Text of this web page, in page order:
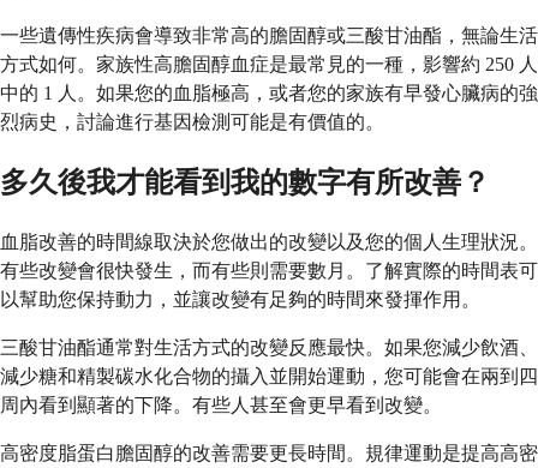
一些遺傳性疾病會導致非常高的膽固醇或三酸甘油酯，無論生活
方式如何。家族性高膽固醇血症是最常見的一種，影響約 250 人
中的 1 人。如果您的血脂極高，或者您的家族有早發心臟病的強
烈病史，討論進行基因檢測可能是有價值的。
多久後我才能看到我的數字有所改善？
血脂改善的時間線取決於您做出的改變以及您的個人生理狀況。
有些改變會很快發生，而有些則需要數月。了解實際的時間表可
以幫助您保持動力，並讓改變有足夠的時間來發揮作用。
三酸甘油酯通常對生活方式的改變反應最快。如果您減少飲酒、
減少糖和精製碳水化合物的攝入並開始運動，您可能會在兩到四
周內看到顯著的下降。有些人甚至會更早看到改變。
高密度脂蛋白膽固醇的改善需要更長時間。規律運動是提高高密